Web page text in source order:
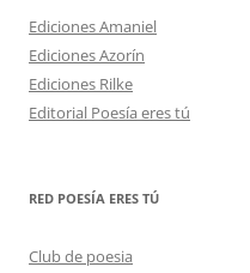
Ediciones Amaniel
Ediciones Azorín
Ediciones Rilke
Editorial Poesía eres tú
RED POESÍA ERES TÚ
Club de poesia